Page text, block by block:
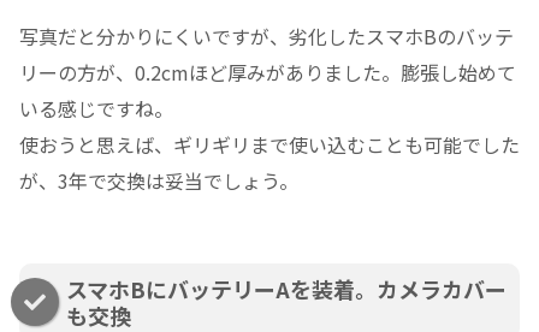
写真だと分かりにくいですが、劣化したスマホBのバッテ
リーの方が、0.2cmほど厚みがありました。膨張し始めて
いる感じですね。
使おうと思えば、ギリギリまで使い込むことも可能でした
が、3年で交換は妥当でしょう。
スマホBにバッテリーAを装着。カメラカバー
も交換